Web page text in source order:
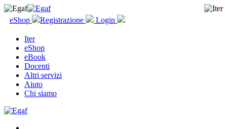
eShop Registrazione Login
Iter
eShop
eBook
Docenti
Altri servizi
Aiuto
Chi siamo